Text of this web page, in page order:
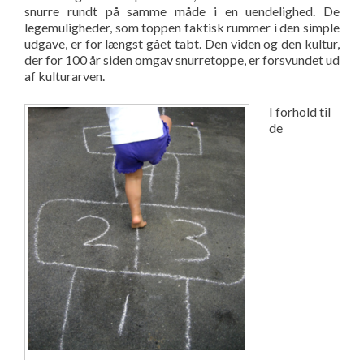
snurre rundt på samme måde i en uendelighed. De
legemuligheder, som toppen faktisk rummer i den simple
udgave, er for længst gået tabt. Den viden og den kultur,
der for 100 år siden omgav snurretoppe, er forsvundet ud
af kulturarven.
I forhold til
de